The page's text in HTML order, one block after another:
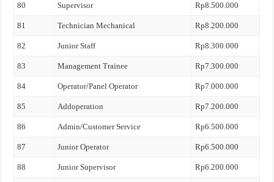
80 Supervisor Rp8.500.000
81 Technician Mechanical Rp8.200.000
82 Junior Staff Rp8.300.000
83 Management Trainee Rp7.300.000
84 Operator/Panel Operator Rp7.000.000
85 Addoperation Rp7.200.000
86 Admin/Customer Service Rp6.500.000
87 Junior Operator Rp6.500.000
88 Junior Supervisor Rp6.200.000